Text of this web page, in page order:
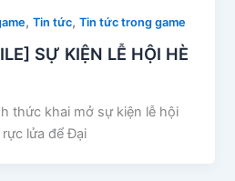
,Tin tức,Tin tức trong game
SỰ KIỆN LỄ HỘI HÈ
thức khai mở sự kiện lễ hội
lửa để Đại